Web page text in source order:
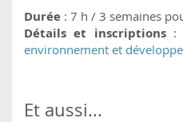
Durée : 7 h / 3 semaines
Détails et inscriptions:
environnement et
Et aussi...